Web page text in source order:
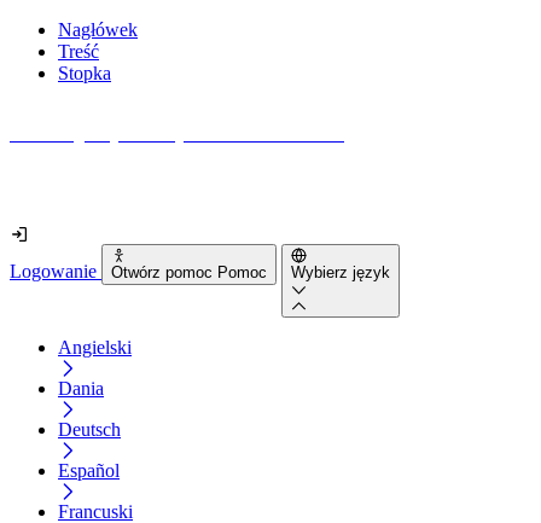
Nagłówek
Treść
Stopka
Logowanie Otwórz pomoc Pomoc Wybierz język
Angielski
Dania
Deutsch
Español
Francuski